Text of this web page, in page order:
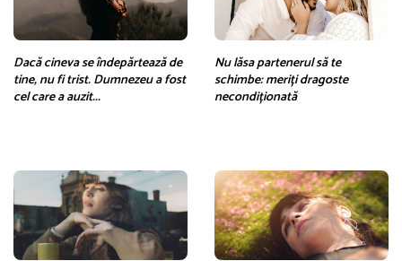
Dacă cineva se îndepărtează de
tine, nu fi trist. Dumnezeu a fost
cel care a auzit...
Nu lăsa partenerul să te
schimbe: meriți dragoste
necondiționată